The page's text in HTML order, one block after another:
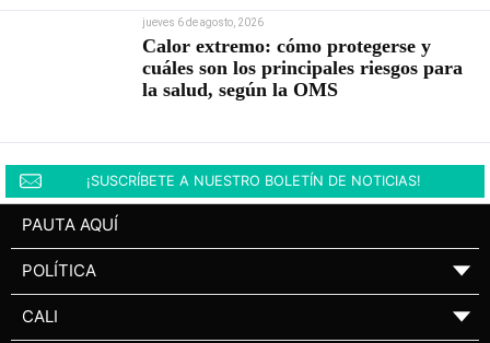
jueves 6 de agosto, 2026
Calor extremo: cómo protegerse y
cuáles son los principales riesgos para
la salud, según la OMS
¡SUSCRÍBETE A NUESTRO BOLETÍN DE NOTICIAS!
PAUTA AQUÍ
POLÍTICA ▼
CALI ▼